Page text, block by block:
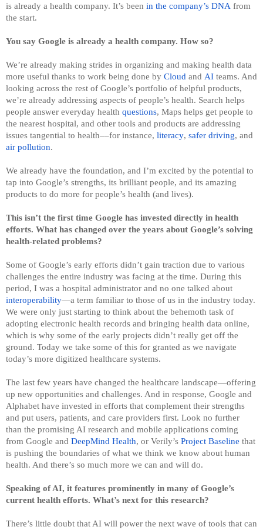
is already a health company. It’s been in the company’s DNA from
the start.
You say Google is already a health company. How so?
We’re already making strides in organizing and making health data
more useful thanks to work being done by Cloud and AI teams. And
looking across the rest of Google’s portfolio of helpful products,
we’re already addressing aspects of people’s health. Search helps
people answer everyday health questions, Maps helps get people to
the nearest hospital, and other tools and products are addressing
issues tangential to health––for instance, literacy, safer driving
air pollution.
We already have the foundation, and I’m excited by the potential to
tap into Google’s strengths, its brilliant people, and its amazing
products to do more for people’s health (and lives).
This isn’t the first time Google has invested directly in health
efforts. What has changed over the years about Google’s solving
health-related problems?
Some of Google’s early efforts didn’t gain traction due to various
challenges the entire industry was facing at the time. During this
interoperability—a term familiar to those of us in the industry today.
We were only just starting to think about the behemoth task of
adopting electronic health records and bringing health data online,
which is why some of the early projects didn’t really get off the
ground. Today we take some of this for granted as we navigate
today’s more digitized healthcare systems.
The last few years have changed the healthcare landscape—offering
up new opportunities and challenges. And in response, Google and
Alphabet have invested in efforts that complement their strengths
and put users, patients, and care providers first. Look no further
than the promising AI research and mobile applications coming
from Google and DeepMind Health, or Verily’s Project Baseline that
is pushing the boundaries of what we think we know about human
health. And there’s so much more we can and will do.
Speaking of AI, it features prominently in many of Google’s
current health efforts. What’s next for this research?
There’s little doubt that AI will power the next wave of tools that can